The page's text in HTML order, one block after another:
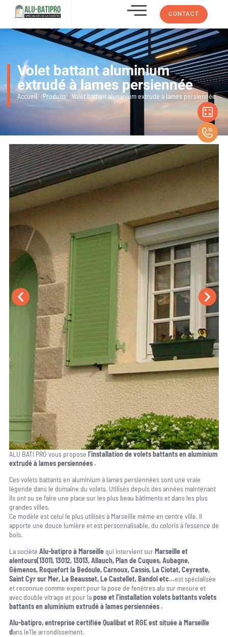
CONTACT
Volet battant aluminium
extrudé à lames persiennée
Accueil /Produits/Volet battant aluminium extrudé à lames persiennée
ALU BATI PRO vous propose l’installation de volets battants en aluminium
extrudé à lames persiennées .
Ces volets battants en aluminium à lames persiennées sont une vraie
légende dans le domaine du volets. Utilisés depuis des années maintenant
ils ont su se faire une place sur les plus beau bâtiments et dans les plus
grandes villes.
Ce modèle est celui le plus utilisés à Marseille même en centre ville. Il
apporte une douce lumière et est personnalisable, du coloris à l’essence de
bois.
La société Alu-batipro à Marseillequi intervient surMarseille et
alentours(13011, 13012, 13013, Allauch, Plan de Cuques, Aubagne,
Gémenos, Roquefort la Bedoule, Carnoux, Cassis, La Ciotat, Ceyreste,
Saint Cyr sur Mer, Le Beausset, Le Castellet, Bandol etc…est spécialisée
et reconnue comme expert pour la pose de fenêtres alu sur mesure et
avec double vitrage et pour lapose et l’installation volets battants volets
battants en aluminium extrudé à lames persiennées .
Alu-batipro, entreprise certifiée Qualibat et RGE est située à Marseille
dans le11e arrondissement.